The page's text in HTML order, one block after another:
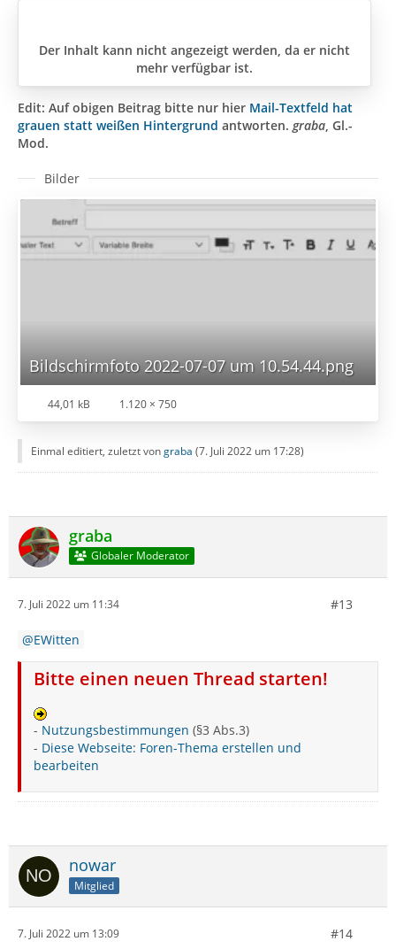
Der Inhalt kann nicht angezeigt werden, da er nicht
mehr verfügbar ist.
Edit: Auf obigen Beitrag bitte nur hier Mail-Textfeld hat
grauen statt weißen Hintergrund antworten. graba , Gl.-
Mod.
Bilder
Bildschirmfoto 2022-07-07 um 10.54.44.png
44,01 kB 1.120 × 750
Einmal editiert, zuletzt vongraba (7. Juli 2022 um 17:28)
graba
Globaler Moderator
7. Juli 2022 um 11:34 #13
EWitten
Bitte einen neuen Thread starten!
- Nutzungsbestimmungen (§3 Abs.3)
- Diese Webseite: Foren-Thema erstellen und
bearbeiten
nowar
Mitglied
7. Juli 2022 um 13:09 #14